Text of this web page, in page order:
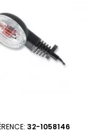
32-1058146